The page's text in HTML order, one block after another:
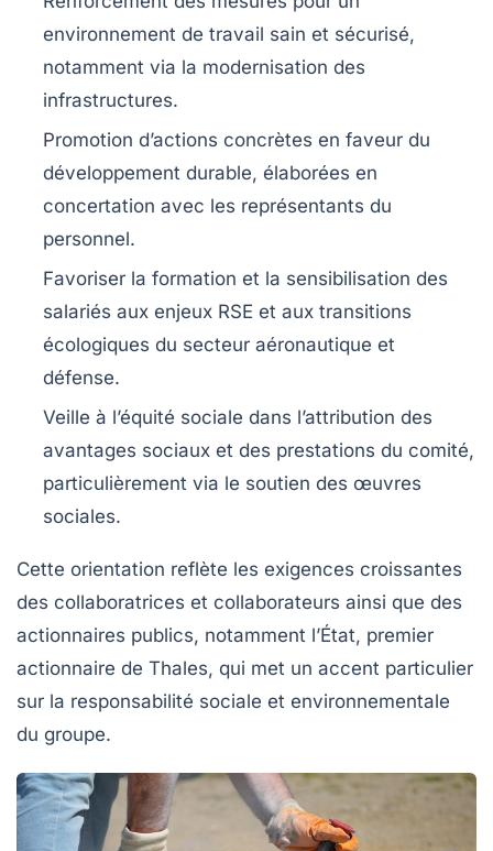
environnement de travail sain et sécurisé,
notamment via la modernisation des
infrastructures.
Promotion d’actions concrètes en faveur du
développement durable, élaborées en
concertation avec les représentants du
personnel.
Favoriser la formation et la sensibilisation des
salariés aux enjeux RSE et aux transitions
écologiques du secteur aéronautique et
défense.
Veille à l’équité sociale dans l’attribution des
avantages sociaux et des prestations du comité,
particulièrement via le soutien des œuvres
sociales.
Cette orientation reflète les exigences croissantes
des collaboratrices et collaborateurs ainsi que des
actionnaires publics, notamment l’État, premier
actionnaire de Thales, qui met un accent particulier
sur la responsabilité sociale et environnementale
du groupe.